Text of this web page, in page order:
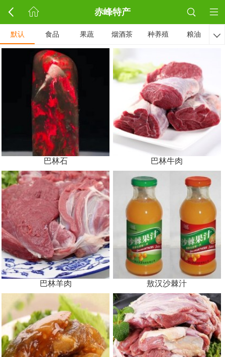
赤峰特产
默认 食品 果蔬 烟酒茶 种养殖 粮油 
巴林石 巴林牛肉
巴林羊肉 敖汉沙棘汁